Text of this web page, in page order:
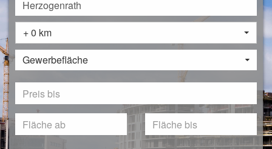
+ 0 km
Gewerbefläche